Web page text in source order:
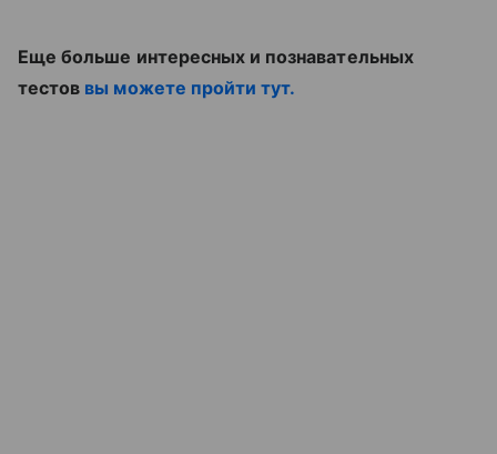
Еще больше интересных и познавательных
тестов вы можете пройти тут.